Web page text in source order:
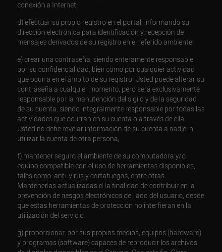
conexión a Internet;
d) efectuar su propio registro en el portal, informando su
dirección electrónica para identificación y recepción de
mensajes derivados de su registro en el referido ambiente;
e) crear una contraseña, siendo enteramente responsable
por su confidencialidad, bien como por cualquier actividad
que ocurra en el ámbito de su registro. Usted puede alterar su
contraseña a cualquier momento, pero será exclusivamente
responsable por la manutención del sigilo y de la seguridad
de su cuenta, siendo integralmente responsable por todas las
actividades que ocurran en su cuenta o a través de ella.
Usted no debe revelar información de su cuenta a nadie, ni
utilizar la cuenta de otra persona;
f) mantener seguro el ambiente de su computadora y/o
equipo compatible con el uso de herramientas disponibles,
tales como: anti-virus y cortafuegos, entre otras.
Mantenerlas actualizadas el la finalidad de contribuir en la
prevención de riesgos electrónicos del lado del usuario, desde
que estas herramientas de protección no interfieran en la
utilización del servicio.
g) proporcionar, por sus propios medios, equipos (hardware)
y programas (software) capaces de reproducir los archivos